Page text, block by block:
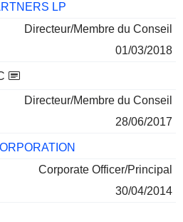
LP
Directeur/Membre du Conseil
01/03/2018
Directeur/Membre du Conseil
28/06/2017
Corporate Officer/Principal
30/04/2014